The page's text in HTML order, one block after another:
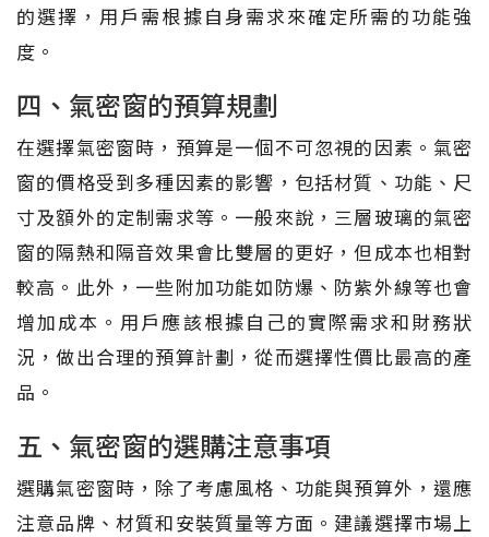
的選擇，用戶需根據自身需求來確定所需的功能強
度。
四、氣密窗的預算規劃
在選擇氣密窗時，預算是一個不可忽視的因素。氣密
窗的價格受到多種因素的影響，包括材質、功能、尺
寸及額外的定制需求等。一般來說，三層玻璃的氣密
窗的隔熱和隔音效果會比雙層的更好，但成本也相對
較高。此外，一些附加功能如防爆、防紫外線等也會
增加成本。用戶應該根據自己的實際需求和財務狀
況，做出合理的預算計劃，從而選擇性價比最高的產
品。
五、氣密窗的選購注意事項
選購氣密窗時，除了考慮風格、功能與預算外，還應
注意品牌、材質和安裝質量等方面。建議選擇市場上